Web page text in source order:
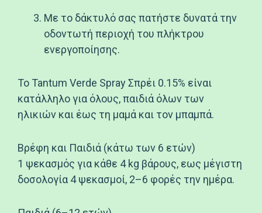
Με το δάκτυλό σας πατήστε δυνατά την
οδοντωτή περιοχή του πλήκτρου
ενεργοποίησης.
Το Tantum Verde Spray Σπρέι 0.15% είναι
κατάλληλο για όλους, παιδιά όλων των
ηλικιών και έως τη μαμά και τον μπαμπά.
Βρέφη και Παιδιά (κάτω των 6 ετών)
1 ψεκασμός για κάθε 4 kg βάρους, εως μέγιστη
δοσολογία 4 ψεκασμοί, 2–6 φορές την ημέρα.